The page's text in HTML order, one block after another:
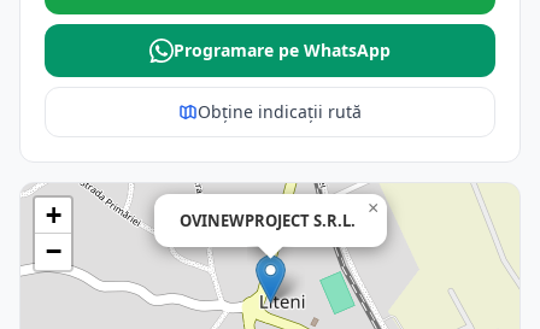
Programare pe WhatsApp
Obține indicații rută
OVINEWPROJECT S.R.L.
×
+
−